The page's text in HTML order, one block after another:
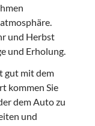
und Herbst
und Erholung.
gut mit dem
kommen Sie
dem Auto zu
und